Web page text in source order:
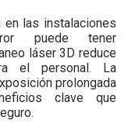
en las instalaciones
puede tener
láser 3D reduce
el personal. La
prolongada
clave que